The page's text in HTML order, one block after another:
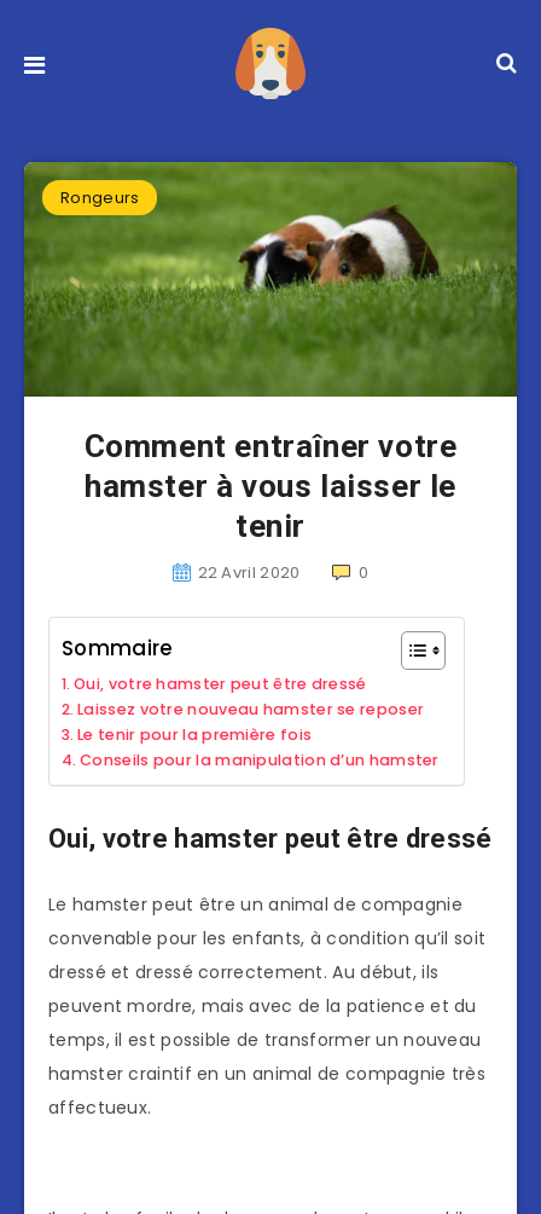
Rongeurs
Comment entraîner votre
hamster à vous laisser le
tenir
22 Avril 2020 0
Sommaire
Oui, votre hamster peut être dressé
Laissez votre nouveau hamster se reposer
Le tenir pour la première fois
Conseils pour la manipulation d’un hamster
Oui, votre hamster peut être dressé
Le hamster peut être un animal de compagnie
convenable pour les enfants, à condition qu’il soit
dressé et dressé correctement. Au début, ils
peuvent mordre, mais avec de la patience et du
temps, il est possible de transformer un nouveau
hamster craintif en un animal de compagnie très
affectueux.